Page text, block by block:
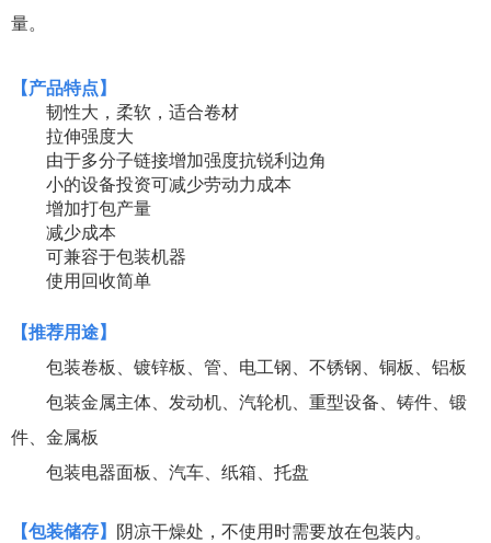
量。
【产品特点 】
韧性大，柔软，适合卷材
拉伸强度大
由于多分子链接增加强度抗锐利边角
小的设备投资可减少劳动力成本
增加打包产量
减少成本
可兼容于包装机器
使用回收简单
【推荐用途】
包装卷板、 镀锌板、管、电工钢、不锈钢、 铜板、铝板
包装金属主体、发动机、汽轮机、重型设备、铸件、锻
件、金属板
包装电器面板、汽车、 纸箱、托盘
【包装储存】
阴凉干燥处，不使用时需要放在包装内。